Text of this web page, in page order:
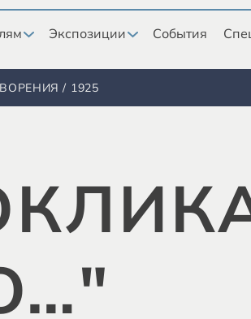
Экспозиции События
1925